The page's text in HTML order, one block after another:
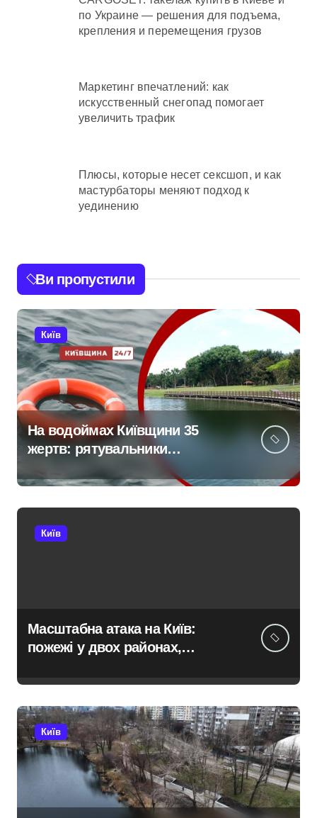
по Украине — решения для подъема,
крепления и перемещения грузов
Маркетинг впечатлений: как
искусственный снегопад помогает
увеличить трафик
Плюсы, которые несет сексшоп, и как
мастурбаторы меняют подход к
уединению
Ви пропустили
Київ
На водоймах Київщини 35
жертв: рятувальники
тривожаться через зростання
трагедій
Київ
Масштабна атака на Київ:
пожежі у двох районах,
Київ